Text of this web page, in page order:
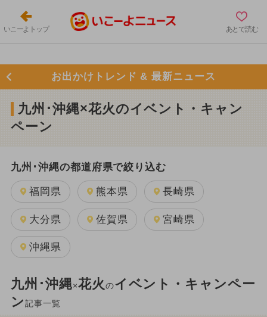
いこーよトップ あとで読む
お出かけトレンド & 最新ニュース
九州･沖縄×花火のイベント・キャン
ペーン
九州･沖縄の都道府県で絞り込む
福岡県 熊本県 長崎県
大分県 佐賀県 宮崎県
沖縄県
九州･沖縄×花火のイベント・キャンペー
ン記事一覧